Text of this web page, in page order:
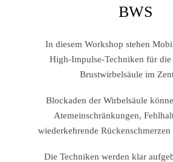
BWS
In diesem Workshop stehen
High-Impulse-Techniken für die
Brustwirbelsäule im
Blockaden der Wirbelsäule
Atemeinschränkungen,
wiederkehrende
Die Techniken werden klar